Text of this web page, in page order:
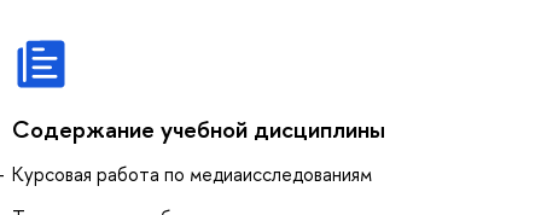
Содержание учебной дисциплины
Курсовая работа по медиаисследованиям